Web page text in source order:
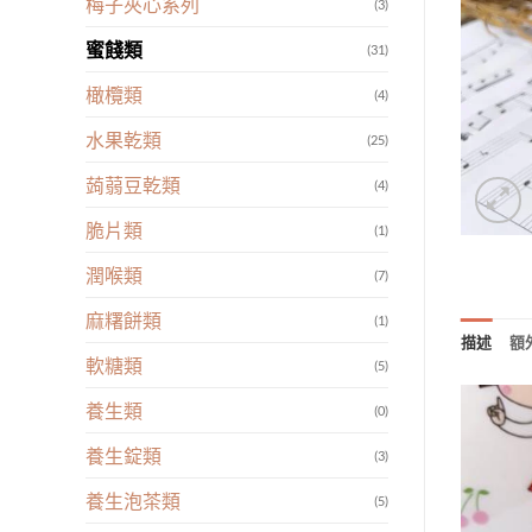
(3)
蜜餞類 (31)
橄欖類 (4)
水果乾類 (25)
蒟蒻豆乾類 (4)
脆片類 (1)
潤喉類 (7)
麻糬餅類 (1)
軟糖類 (5)
養生類 (0)
養生錠類 (3)
養生泡茶類 (5)
描述 額